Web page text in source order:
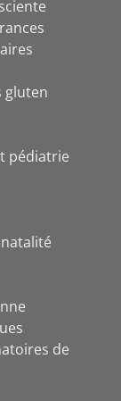
gluten
pédiatrie
de